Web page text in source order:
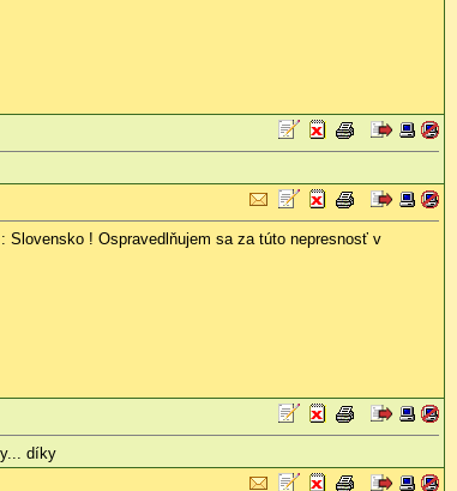
! Ospravedlňujem sa za túto nepresnosť v
díky